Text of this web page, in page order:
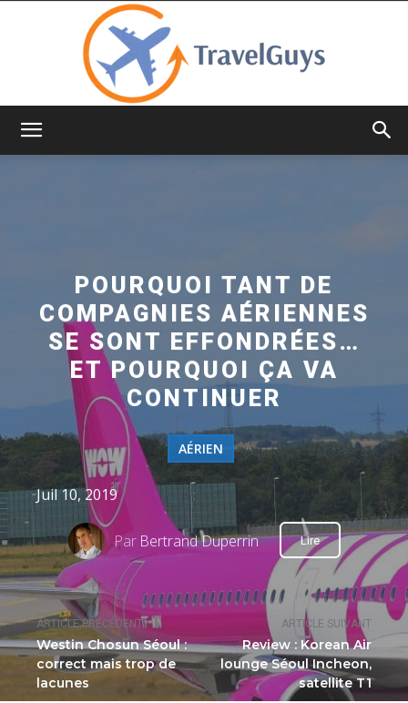
ARTICLE PRÉCÉDENT
Westin Chosun Séoul :
correct mais trop de
lacunes
ARTICLE SUIVANT
Review : Korean Air
lounge Séoul Incheon,
satellite T1
POURQUOI TANT DE
COMPAGNIES AÉRIENNES
SE SONT EFFONDRÉES…
ET POURQUOI ÇA VA
CONTINUER
AÉRIEN
Juil 10, 2019
Par Bertrand Duperrin Lire